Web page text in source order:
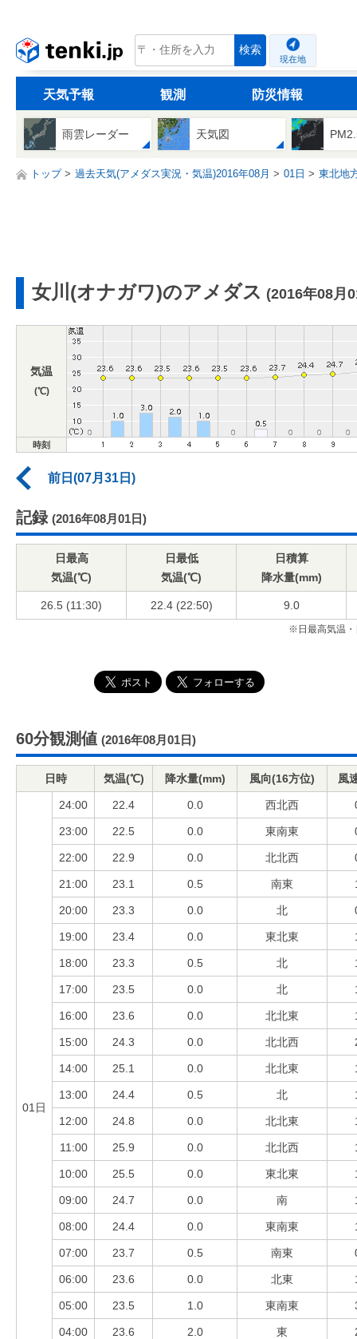
tenki.jp 検索
現在地
天気予報 観測 防災情報
雨雲レーダー 天気図
トップ 過去天気(アメダス実況・気温)2016年08月 01日 東北地
女川(オナガワ)のアメダス (2016年08月
気温
(℃)
時刻
前日(07月31日)
記録 (2016年08月01日)
日最高
気温(℃)
日最低
気温(℃)
日積算
降水量(mm)
26.5 (11:30) 22.4 (22:50) 9.0
※日最高気温・
60分観測値 (2016年08月01日)
日時 気温(℃) 降水量(mm) 風向(16方位) 風
01日
24:00 22.4 0.0 西北西
23:00 22.5 0.0 東南東
22:00 22.9 0.0 北北西
21:00 23.1 0.5 南東
20:00 23.3 0.0 北
19:00 23.4 0.0 東北東
18:00 23.3 0.5 北
17:00 23.5 0.0 北
16:00 23.6 0.0 北北東
15:00 24.3 0.0 北北西
14:00 25.1 0.0 北北東
13:00 24.4 0.5 北
12:00 24.8 0.0 北北東
11:00 25.9 0.0 北北西
10:00 25.5 0.0 東北東
09:00 24.7 0.0 南
08:00 24.4 0.0 東南東
07:00 23.7 0.5 南東
06:00 23.6 0.0 北東
05:00 23.5 1.0 東南東
04:00 23.6 2.0 東